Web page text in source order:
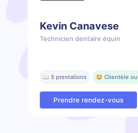
Kevin Canavese
Technicien dentaire équin
📖 5 prestations 🤩 Clientèle
Prendre rendez-vous